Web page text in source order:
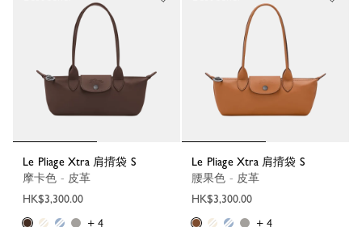
Le Pliage Xtra 肩揹袋 S
摩卡色 - 皮革
HK$3,300.00
+ 4
Le Pliage Xtra 肩揹袋 S
腰果色 - 皮革
HK$3,300.00
+ 4